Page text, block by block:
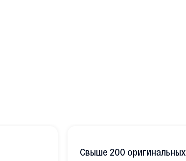
Свыше 200 оригинальных